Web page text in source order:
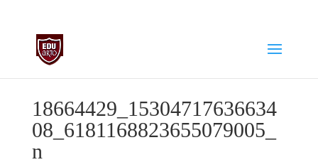
18664429_15304717636634
08_6181168823655079005_
n